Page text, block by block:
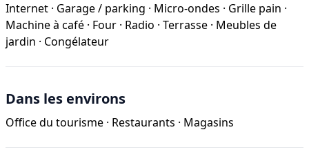
Internet · Garage / parking · Micro-ondes · Grille pain ·
Machine à café · Four · Radio · Terrasse · Meubles de
jardin · Congélateur
Dans les environs
Office du tourisme · Restaurants · Magasins